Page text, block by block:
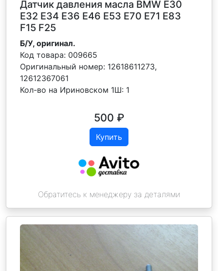
Датчик давления масла BMW E30
E32 Е34 Е36 Е46 E53 E70 E71 E83
F15 F25
Б/У, оригинал.
Код товара: 009665
Оригинальный номер: 12618611273,
12612367061
Кол-во на Ириновском 1Ш: 1
500 ₽
Купить
Обратитесь к менеджеру за деталями